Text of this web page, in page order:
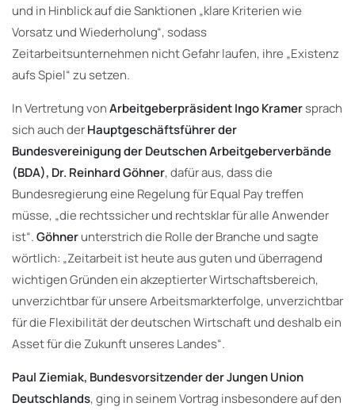
und in Hinblick auf die Sanktionen „klare Kriterien wie
Vorsatz und Wiederholung“, sodass
Zeitarbeitsunternehmen nicht Gefahr laufen, ihre „Existenz
aufs Spiel“ zu setzen.
In Vertretung vonArbeitgeberpräsident Ingo Kramersprach
sich auch derHauptgeschäftsführer der
Bundesvereinigung der Deutschen Arbeitgeberverbände
(BDA), Dr. Reinhard Göhner, dafür aus, dass die
Bundesregierung eine Regelung für Equal Pay treffen
müsse, „die rechtssicher und rechtsklar für alle Anwender
ist“.Göhnerunterstrich die Rolle der Branche und sagte
wörtlich: „Zeitarbeit ist heute aus guten und überragend
wichtigen Gründen ein akzeptierter Wirtschaftsbereich,
unverzichtbar für unsere Arbeitsmarkterfolge, unverzichtbar
für die Flexibilität der deutschen Wirtschaft und deshalb ein
Asset für die Zukunft unseres Landes“.
Paul Ziemiak, Bundesvorsitzender der Jungen Union
Deutschlands, ging in seinem Vortrag insbesondere auf den